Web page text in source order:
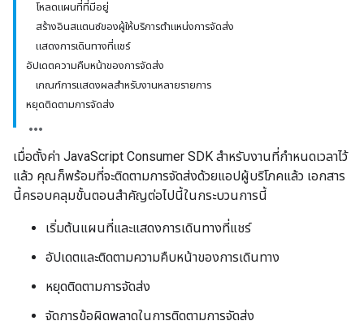
โหลดแผนที่ที่มีอยู่
สร้างอินสแตนซ์ของผู้ให้บริการตำแหน่งการจัดส่ง
แสดงการเดินทางที่แชร์
อัปเดตความคืบหน้าของการจัดส่ง
เกณฑ์การแสดงผลสำหรับงานหลายรายการ
หยุดติดตามการจัดส่ง
เมื่อตั้งค่า JavaScript Consumer SDK สำหรับงานที่กำหนดเวลาไว้
แล้ว คุณก็พร้อมที่จะติดตามการจัดส่งด้วยแอปผู้บริโภคแล้ว เอกสาร
นี้ครอบคลุมขั้นตอนสำคัญต่อไปนี้ในกระบวนการนี้
เริ่มต้นแผนที่และแสดงการเดินทางที่แชร์
อัปเดตและติดตามความคืบหน้าของการเดินทาง
หยุดติดตามการจัดส่ง
จัดการข้อผิดพลาดในการติดตามการจัดส่ง